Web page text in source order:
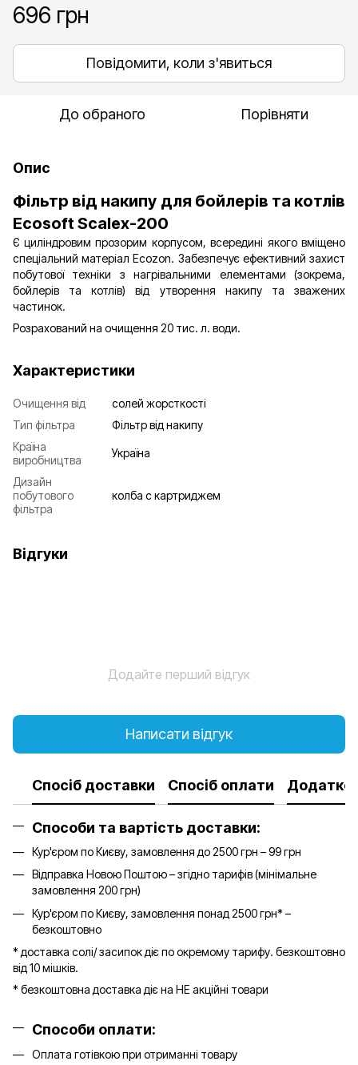
696 грн
Повідомити, коли з'явиться
До обраного Порівняти
Опис
Фільтр від накипу для бойлерів та котлів
Ecosoft Scalex-200
Є циліндровим прозорим корпусом, всередині якого вміщено
спеціальний матеріал Ecozon. Забезпечує ефективний захист
побутової техніки з нагрівальними елементами (зокрема,
бойлерів та котлів) від утворення накипу та зважених
частинок.
Розрахований на очищення 20 тис. л. води.
Характеристики
Очищення від
солей жорсткості
Тип фільтра
Фільтр від накипу
Країна
виробництва
Україна
Дизайн
побутового
фільтра
колба с картриджем
Відгуки
Додайте перший відгук
Написати відгук
Спосіб доставки Спосіб оплати
Способи та вартість доставки:
Кур'єром по Києву, замовлення до 2500 грн – 99 грн
Відправка Новою Поштою – згідно тарифів (мінімальне
замовлення 200 грн)
Кур'єром по Києву, замовлення понад 2500 грн* –
безкоштовно
* доставка солі/ засипок діє по окремому тарифу. безкоштовно
від 10 мішків.
* безкоштовна доставка діє на НЕ акційні товари
Способи оплати:
Оплата готівкою при отриманні товару